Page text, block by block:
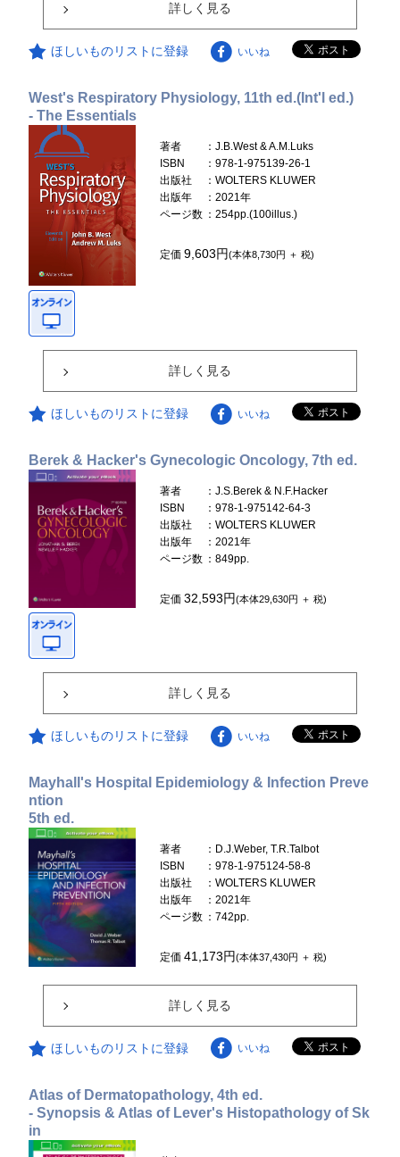
詳しく見る
ほしいものリストに登録 いいね
West's Respiratory Physiology, 11th ed.(Int'l ed.)
- The Essentials
著者
：J.B.West & A.M.Luks
ISBN
：978-1-975139-26-1
出版社
：WOLTERS KLUWER
出版年
：2021年
ページ数 ：254pp.(100illus.)
定価9,603円(本体8,730円 ＋ 税)
詳しく見る
ほしいものリストに登録 いいね
Berek & Hacker's Gynecologic Oncology, 7th ed.
著者
：J.S.Berek & N.F.Hacker
ISBN
：978-1-975142-64-3
出版社
：WOLTERS KLUWER
出版年
：2021年
ページ数 ：849pp.
定価32,593円(本体29,630円 ＋ 税)
詳しく見る
ほしいものリストに登録 いいね
Mayhall's Hospital Epidemiology & Infection Preve
ntion
5th ed.
著者
：D.J.Weber, T.R.Talbot
ISBN
：978-1-975124-58-8
出版社
：WOLTERS KLUWER
出版年
：2021年
ページ数 ：742pp.
定価41,173円(本体37,430円 ＋ 税)
詳しく見る
ほしいものリストに登録 いいね
Atlas of Dermatopathology, 4th ed.
- Synopsis & Atlas of Lever's Histopathology of Sk
in